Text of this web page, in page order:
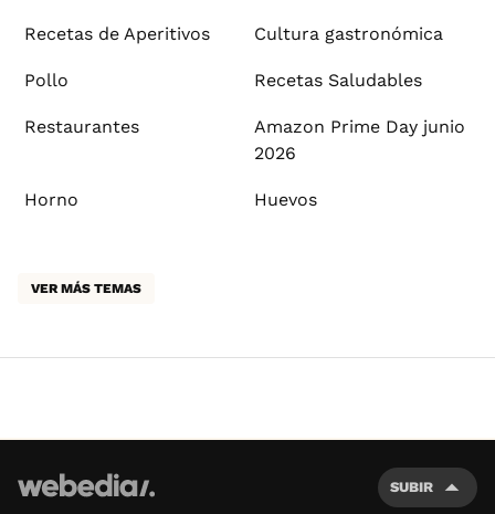
Recetas de Aperitivos Cultura gastronómica
Pollo Recetas Saludables
Restaurantes
Amazon Prime Day junio
2026
Horno Huevos
VER MÁS TEMAS
SUBIR